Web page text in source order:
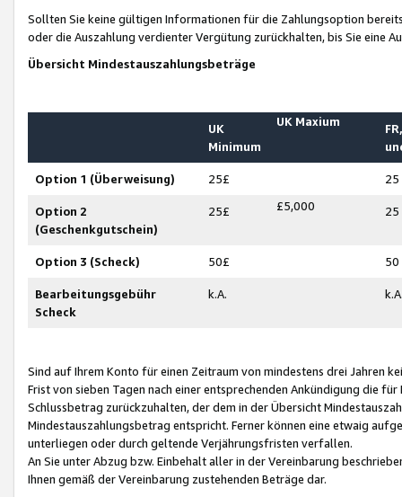
Sollten Sie keine gültigen Informationen für die Zahlungsoption
oder die Auszahlung verdienter Vergütung zurückhalten, bis Sie
Übersicht Mindestauszahlungsbeträge
UK
Minimum
UK Maxium
Option 1 (Überweisung) 25£ 25
Option 2
(Geschenkgutschein)
25£ £5,000 25
Option 3 (Scheck) 50£ 50
Bearbeitungsgebühr
Scheck
k.A.
Sind auf Ihrem Konto für einen Zeitraum von mindestens drei Jahren
Frist von sieben Tagen nach einer entsprechenden Ankündigung die
Schlussbetrag zurückzuhalten, der dem in der Übersicht
Mindestauszahlungsbetrag entspricht. Ferner können eine etwaig
unterliegen oder durch geltende Verjährungsfristen verfallen.
An Sie unter Abzug bzw. Einbehalt aller in der Vereinbarung
Ihnen gemäß der Vereinbarung zustehenden Beträge dar.